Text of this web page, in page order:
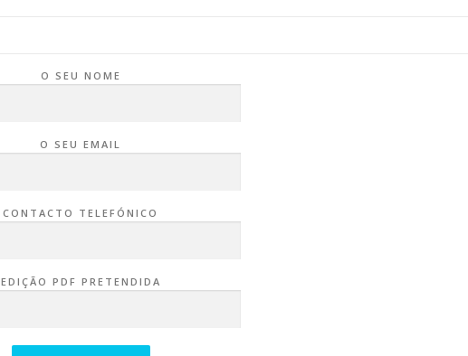
O SEU NOME
O SEU EMAIL
CONTACTO TELEFÓNICO
EDIÇÃO PDF PRETENDIDA